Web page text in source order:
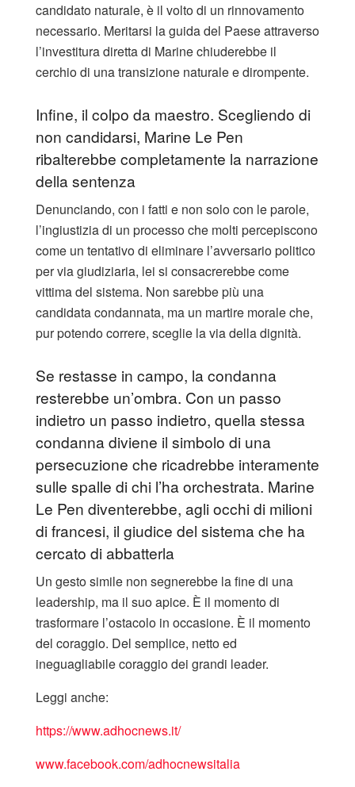
candidato naturale, è il volto di un rinnovamento
necessario. Meritarsi la guida del Paese attraverso
l’investitura diretta di Marine chiuderebbe il
cerchio di una transizione naturale e dirompente.
​Infine, il colpo da maestro. Scegliendo di
non candidarsi, Marine Le Pen
ribalterebbe completamente la narrazione
della sentenza
Denunciando, con i fatti e non solo con le parole,
l’ingiustizia di un processo che molti percepiscono
come un tentativo di eliminare l’avversario politico
per via giudiziaria, lei si consacrerebbe come
vittima del sistema. Non sarebbe più una
candidata condannata, ma un martire morale che,
pur potendo correre, sceglie la via della dignità.
​Se restasse in campo, la condanna
resterebbe un’ombra. Con un passo
indietro un passo indietro, quella stessa
condanna diviene il simbolo di una
persecuzione che ricadrebbe interamente
sulle spalle di chi l’ha orchestrata. Marine
Le Pen diventerebbe, agli occhi di milioni
di francesi, il giudice del sistema che ha
cercato di abbatterla
​Un gesto simile non segnerebbe la fine di una
leadership, ma il suo apice. È il momento di
trasformare l’ostacolo in occasione. È il momento
del coraggio. Del semplice, netto ed
ineguagliabile coraggio dei grandi leader.
Leggi anche:
https://www.adhocnews.it/
www.facebook.com/adhocnewsitalia